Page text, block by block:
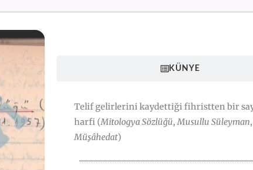
KÜNYE
Telif gelirlerini kaydettiği fihristten bir
harfi (Mitologya Sözlüğü,Musullu Süleyman,
Müşâhedat)